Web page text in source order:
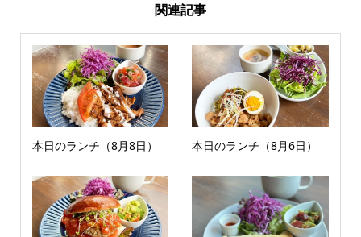
関連記事
本日のランチ（8月8日） 本日のランチ（8月6日）